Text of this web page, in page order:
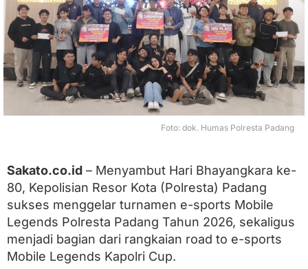
n
j
u
k
G
i
g
p
a
j
a
n
g
R
o
a
d
t
Foto: dok. Humas Polresta Padang
Sakato.co.id – Menyambut Hari Bhayangkara ke-
80, Kepolisian Resor Kota (Polresta) Padang
sukses menggelar turnamen e-sports Mobile
Legends Polresta Padang Tahun 2026, sekaligus
menjadi bagian dari rangkaian road to e-sports
Mobile Legends Kapolri Cup.